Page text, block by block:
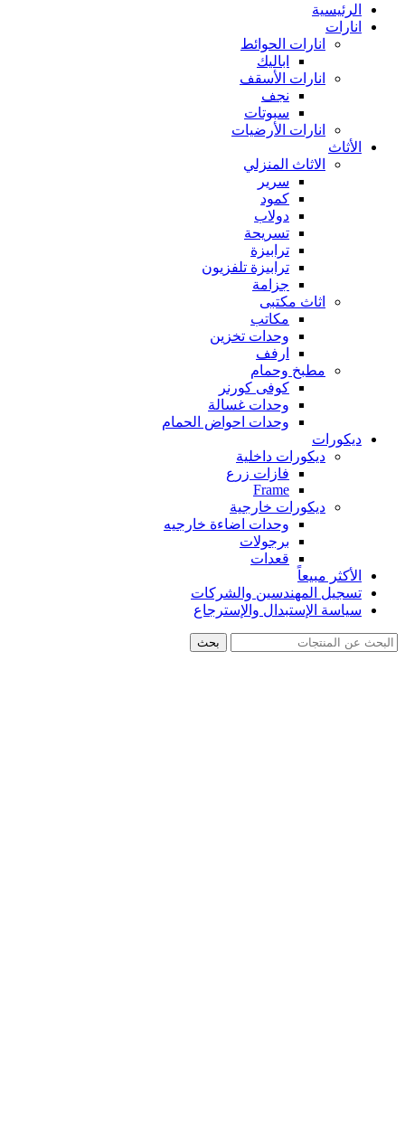
الرئيسية
انارات
انارات الحوائط
اباليك
انارات الأسقف
نجف
سبوتات
انارات الأرضيات
الأثاث
الاثاث المنزلي
سرير
كمود
دولاب
تسريحة
ترابيزة
ترابيزة تلفزيون
جزامة
اثاث مكتبى
مكاتب
وحدات تخزين
ارفف
مطبخ وحمام
كوفى كورنر
وحدات غسالة
وحدات احواض الحمام
ديكورات
ديكورات داخلية
فازات زرع
Frame
ديكورات خارجية
وحدات اضاءة خارجيه
برجولات
قعدات
الأكثر مبيعاً
تسجيل المهندسين والشركات
سياسة الإستبدال والإسترجاع
بحث